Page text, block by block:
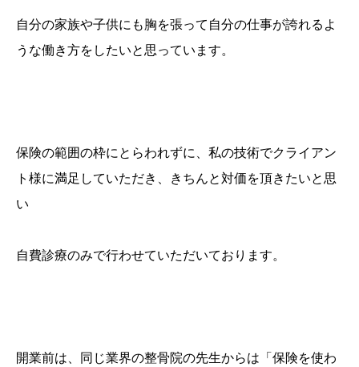
自分の家族や子供にも胸を張って自分の仕事が誇れるよ
うな働き方をしたいと思っています。
保険の範囲の枠にとらわれずに、私の技術でクライアン
ト様に満足していただき、きちんと対価を頂きたいと思
い
自費診療のみで行わせていただいております。
開業前は、同じ業界の整骨院の先生からは「保険を使わ